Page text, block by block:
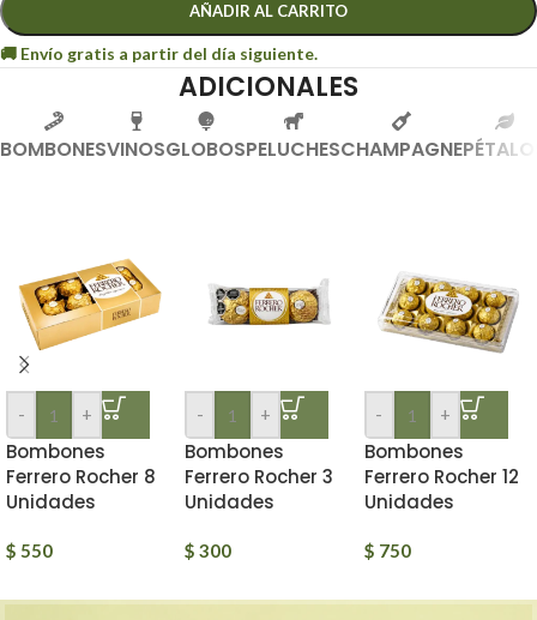
AÑADIR AL CARRITO
ADICIONALES
BOMBONESVINOSGLOBOSPELUCHESCHAMPAGNE
- +
Bombones
Ferrero Rocher 8
Unidades
$ 550
- +
Bombones
Ferrero Rocher 3
Unidades
$ 300
- +
Bombones
Ferrero Rocher 12
Unidades
$ 750